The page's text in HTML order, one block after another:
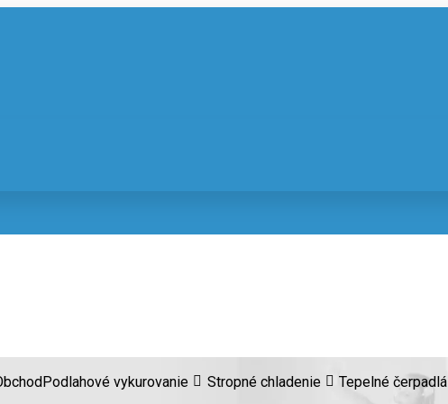
Podlahové vykurovanie Stropné chladenie Tepelné čerpadlá